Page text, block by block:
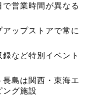
営業時間が異なる
ップストアで常に
など特別イベント
島は関西・東海エ
ング施設